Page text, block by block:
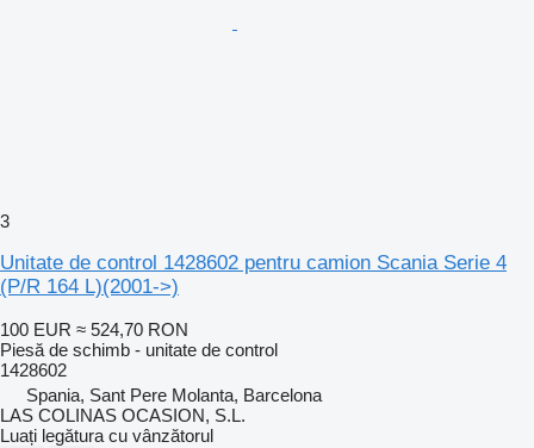
3
Unitate de control 1428602 pentru camion Scania Serie 4
(P/R 164 L)(2001->)
100 EUR ≈ 524,70 RON
Piesă de schimb - unitate de control
1428602
Spania, Sant Pere Molanta, Barcelona
LAS COLINAS OCASION, S.L.
Luați legătura cu vânzătorul